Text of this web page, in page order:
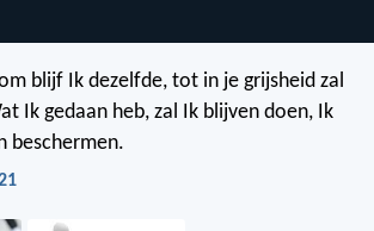
blijf Ik dezelfde, tot in je grijsheid zal
Ik gedaan heb, zal Ik blijven doen, Ik
beschermen.